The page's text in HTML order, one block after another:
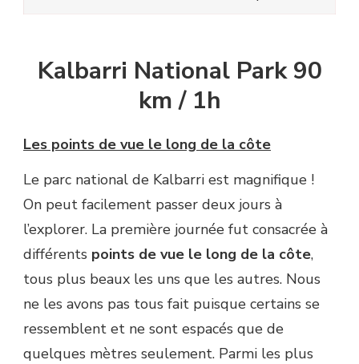
Kalbarri National Park 90
km / 1h
Les points de vue le long de la côte
Le parc national de Kalbarri est magnifique !
On peut facilement passer deux jours à
l’explorer. La première journée fut consacrée à
différents points de vue le long de la côte,
tous plus beaux les uns que les autres. Nous
ne les avons pas tous fait puisque certains se
ressemblent et ne sont espacés que de
quelques mètres seulement. Parmi les plus